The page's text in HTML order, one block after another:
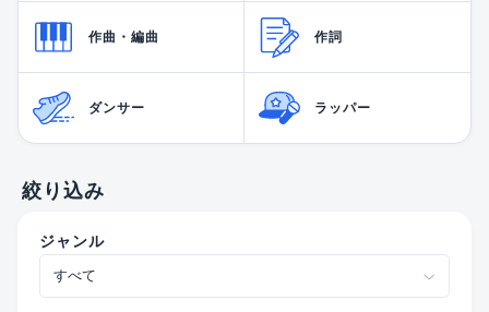
作曲・編曲 作詞
ダンサー ラッパー
絞り込み
ジャンル